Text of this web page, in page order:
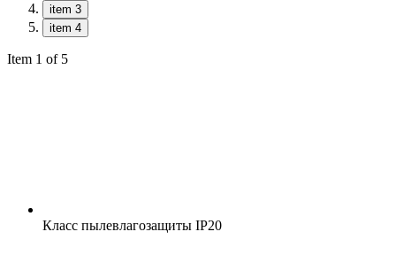
item 3
item 4
Item 1 of 5
Класс пылевлагозащиты IP20